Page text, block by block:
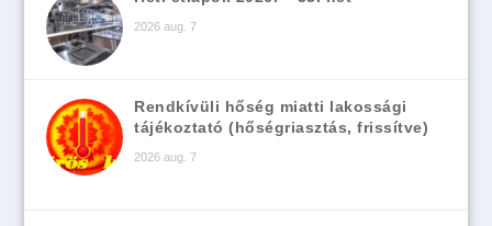
2026 aug. 7
Rendkívüli hőség miatti lakossági
tájékoztató (hőségriasztás, frissítve)
2026 aug. 7